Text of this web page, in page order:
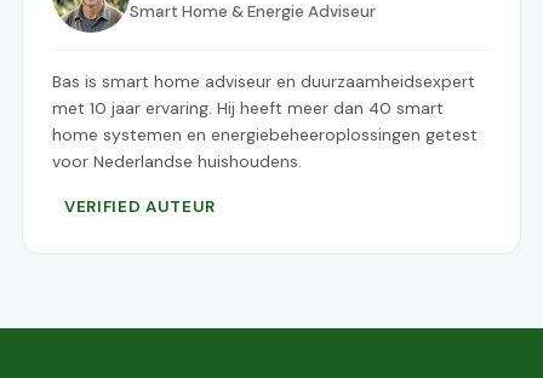
Smart Home & Energie Adviseur
Bas is smart home adviseur en duurzaamheidsexpert
met 10 jaar ervaring. Hij heeft meer dan 40 smart
home systemen en energiebeheeroplossingen getest
voor Nederlandse huishoudens.
VERIFIED AUTEUR